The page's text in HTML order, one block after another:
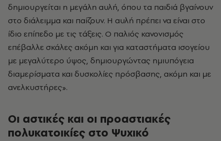
δημιουργείται η μεγάλη αυλή, όπου τα παιδιά βγαίνουν
στο διάλειμμα και παίζουν. Η αυλή πρέπει να είναι στο
ίδιο επίπεδο με τις τάξεις. Ο παλιός κανονισμός
επέβαλλε σκάλες ακόμη και για καταστήματα ισογείου
με μεγαλύτερο ύψος, δημιουργώντας ημιυπόγεια
διαμερίσματα και δυσκολίες πρόσβασης, ακόμη και με
ανελκυστήρες».
Οι αστικές και οι προαστιακές
πολυκατοικίες στο Ψυχικό